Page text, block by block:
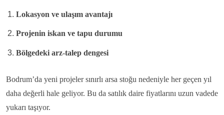
Lokasyon ve ulaşım avantajı
Projenin iskan ve tapu durumu
Bölgedeki arz-talep dengesi
Bodrum’da yeni projeler sınırlı arsa stoğu nedeniyle her geçen yıl
daha değerli hale geliyor. Bu da satılık daire fiyatlarını uzun vadede
yukarı taşıyor.